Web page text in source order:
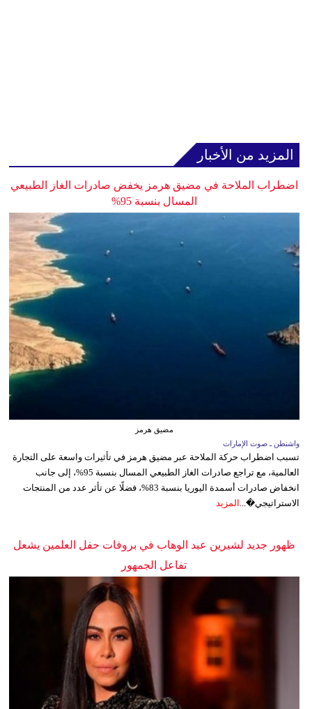
المزيد من الأخبار
اضطراب الملاحة في مضيق هرمز يخفض صادرات الغاز الطبيعي
المسال بنسبة 95%
مضيق هرمز
واشنطن ـ صوت الإمارات
تسبب اضطراب حركة الملاحة عبر مضيق هرمز في تأثيرات واسعة على التجارة
العالمية، مع تراجع صادرات الغاز الطبيعي المسال بنسبة 95%، إلى جانب
انخفاض صادرات أسمدة اليوريا بنسبة 83%، فضلًا عن تأثر عدد من المنتجات
الاستراتيجي�... المزيد
ظهور جديد لشيرين عبد الوهاب في بروفات حفل العلمين يشعل
تفاعل الجمهور